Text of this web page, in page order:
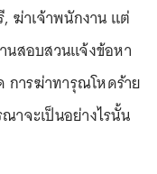
ฆ่าเจ้าพนักงาน แต่
นสอบสวนแจ้งข้อหา
การฆ่าทารุณโหดร้าย
าจะเป็นอย่างไรนั้น